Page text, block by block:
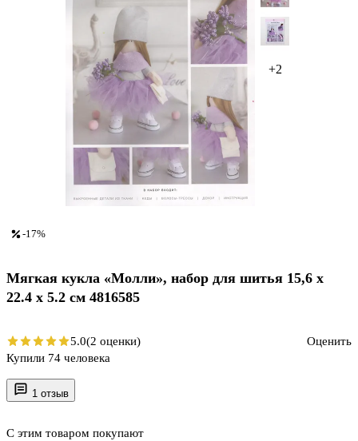
+2
1 отзыв
С этим товаром покупают
-17%
Мягкая кукла «Молли», набор для шитья 15,6 х
22.4 х 5.2 см 4816585
5.0(2 оценки)
Оценить
Купили 74 человека